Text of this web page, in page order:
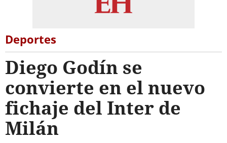
Deportes
Diego Godín se
convierte en el nuevo
fichaje del Inter de
Milán